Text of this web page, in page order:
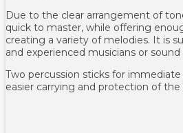
Due to the clear arrangement of
quick to master, while offering
creating a variety of melodies. It is
and experienced musicians or sound
Two percussion sticks for
easier carrying and protection of